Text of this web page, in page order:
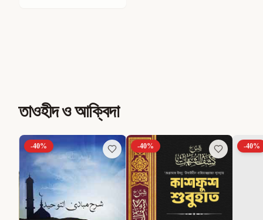
তাওহীদ ও আক্বিদা
-40% -40% -40%